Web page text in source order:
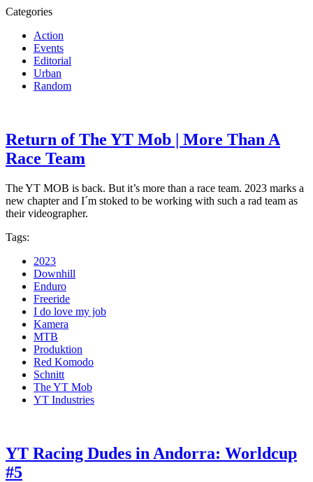
Categories
Action
Events
Editorial
Urban
Random
Return of The YT Mob | More Than A
Race Team
The YT MOB is back. But it’s more than a race team. 2023 marks a
new chapter and I´m stoked to be working with such a rad team as
theirvideographer.
Tags:
2023
Downhill
Enduro
Freeride
I do love my job
Kamera
MTB
Produktion
Red Komodo
Schnitt
The YT Mob
YT Industries
YT Racing Dudes in Andorra: Worldcup
#5